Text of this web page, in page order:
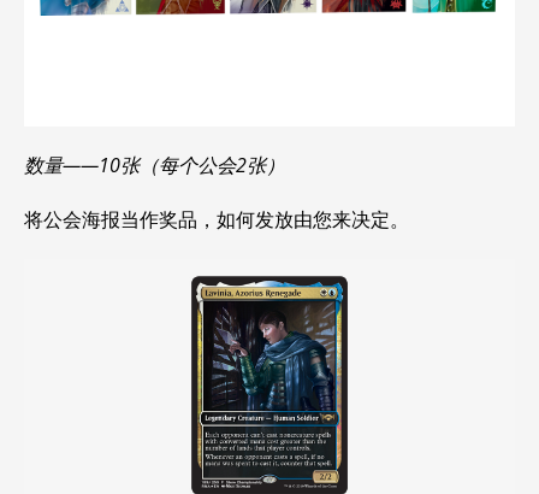
数量——10张（每个公会2张）
将公会海报当作奖品，如何发放由您来决定。